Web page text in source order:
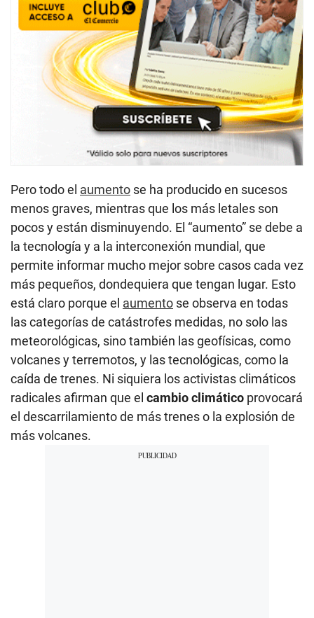
Pero todo el aumento se ha producido en sucesos
menos graves, mientras que los más letales son
pocos y están disminuyendo. El “aumento” se debe a
la tecnología y a la interconexión mundial, que
permite informar mucho mejor sobre casos cada vez
más pequeños, dondequiera que tengan lugar. Esto
está claro porque el aumento se observa en todas
las categorías de catástrofes medidas, no solo las
meteorológicas, sino también las geofísicas, como
volcanes y terremotos, y las tecnológicas, como la
caída de trenes. Ni siquiera los activistas climáticos
radicales afirman que el cambio climático provocará
el descarrilamiento de más trenes o la explosión de
más volcanes.